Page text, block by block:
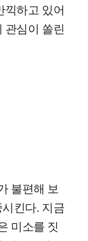
끽하고 있어
관심이 쏠린
불편해 보
킨다. 지금
미소를 짓